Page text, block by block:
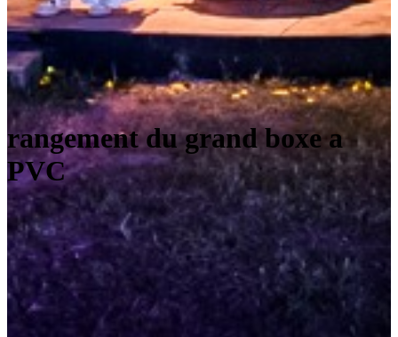
rangement du grand boxe a
PVC